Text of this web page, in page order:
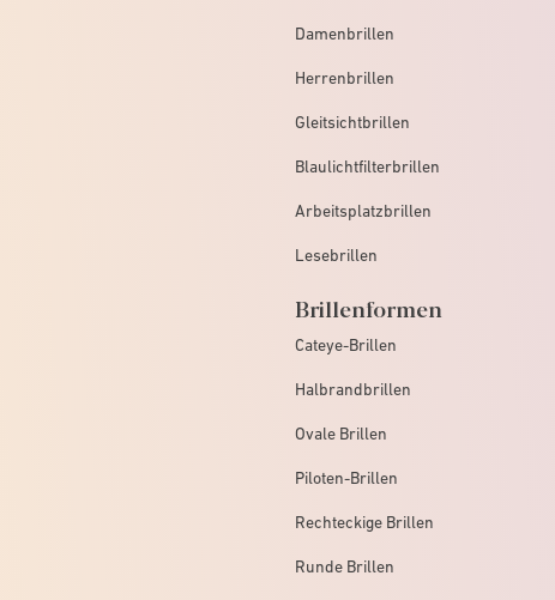
Damenbrillen
Herrenbrillen
Gleitsichtbrillen
Blaulichtfilterbrillen
Arbeitsplatzbrillen
Lesebrillen
Brillenformen
Cateye-Brillen
Halbrandbrillen
Ovale Brillen
Piloten-Brillen
Rechteckige Brillen
Runde Brillen